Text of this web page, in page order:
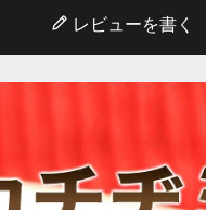
レビューを書く